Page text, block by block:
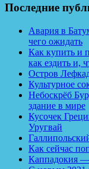
Последние
Авария в
чего ожидать
Как купить и
как ездить и,
Остров
Культурное
Небоскрёб
здание в мире
Кусочек
Уругвай
Как сейчас
Каппадокия —